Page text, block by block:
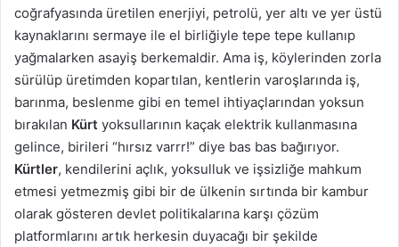
coğrafyasında üretilen enerjiyi, petrolü, yer altı ve yer üstü
kaynaklarını sermaye ile el birliğiyle tepe tepe kullanıp
yağmalarken asayiş berkemaldir. Ama iş, köylerinden zorla
sürülüp üretimden kopartılan, kentlerin varoşlarında iş,
barınma, beslenme gibi en temel ihtiyaçlarından yoksun
bırakılan Kürt yoksullarının kaçak elektrik kullanmasına
gelince, birileri “hırsız varrr!” diye bas bas bağırıyor.
Kürtler, kendilerini açlık, yoksulluk ve işsizliğe mahkum
etmesi yetmezmiş gibi bir de ülkenin sırtında bir kambur
olarak gösteren devlet politikalarına karşı çözüm
platformlarını artık herkesin duyacağı bir şekilde